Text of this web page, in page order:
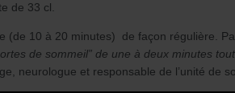
de 33 cl.
(de 10 à 20 minutes) de façon régulière.
de sommeil” de une à deux minutes
neurologue et responsable de l’unité de